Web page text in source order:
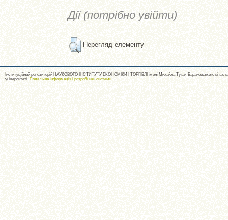
Дії (потрібно увійти)
Перегляд елементу
Інституційний репозиторій НАУКОВОГО ІНСТИТУТУ ЕКОНОМІКИ І ТОРГІВЛІ імені Михайла Туган-Барановського вітає
університеті. Подальша інформація і розробники системи